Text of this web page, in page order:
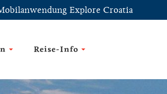
Explore Croatia
Reise-Info